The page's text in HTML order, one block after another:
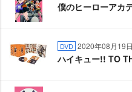
僕のヒーローアカ
DVD 2020年08月19
ハイキュー!! TO